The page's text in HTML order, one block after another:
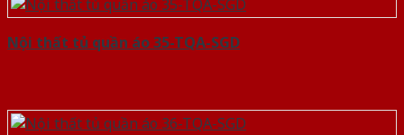
Nội thất tủ quần áo 35-TQA-SGD